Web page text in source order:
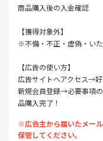
商品購入後の入金確認
【獲得対象外】
※不備・不正・虚偽・い
【広告の使い方】
広告サイトへアクセス→
新規会員登録→必要事項
品購入完了！
※広告主から届いたメー
保管してください。